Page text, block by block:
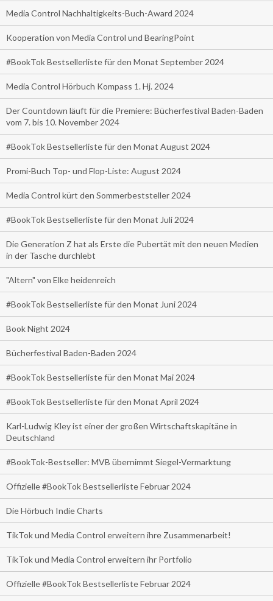
Media Control Nachhaltigkeits-Buch-Award 2024
Kooperation von Media Control und BearingPoint
#BookTok Bestsellerliste für den Monat September 2024
Media Control Hörbuch Kompass 1. Hj. 2024
Der Countdown läuft für die Premiere: Bücherfestival Baden-Baden
vom 7. bis 10. November 2024
#BookTok Bestsellerliste für den Monat August 2024
Promi-Buch Top- und Flop-Liste: August 2024
Media Control kürt den Sommerbeststeller 2024
#BookTok Bestsellerliste für den Monat Juli 2024
Die Generation Z hat als Erste die Pubertät mit den neuen Medien
in der Tasche durchlebt
"Altern" von Elke heidenreich
#BookTok Bestsellerliste für den Monat Juni 2024
Book Night 2024
Bücherfestival Baden-Baden 2024
#BookTok Bestsellerliste für den Monat Mai 2024
#BookTok Bestsellerliste für den Monat April 2024
Karl-Ludwig Kley ist einer der großen Wirtschaftskapitäne in
Deutschland
#BookTok-Bestseller: MVB übernimmt Siegel-Vermarktung
Offizielle #BookTok Bestsellerliste Februar 2024
Die Hörbuch Indie Charts
TikTok und Media Control erweitern ihre Zusammenarbeit!
TikTok und Media Control erweitern ihr Portfolio
Offizielle #BookTok Bestsellerliste Februar 2024